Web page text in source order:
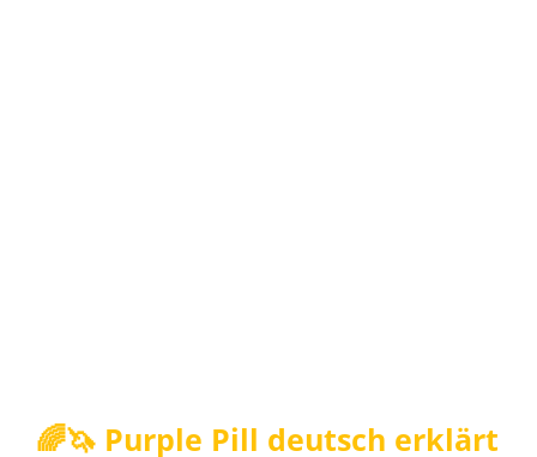
🌈🦄 Purple Pill deutsch erklärt